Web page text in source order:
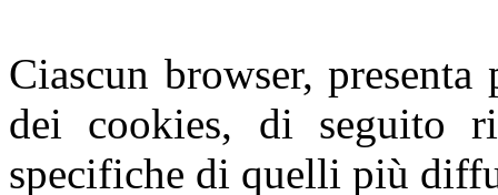
Ciascun browser,
dei cookies, di seguito
specifiche di quelli più